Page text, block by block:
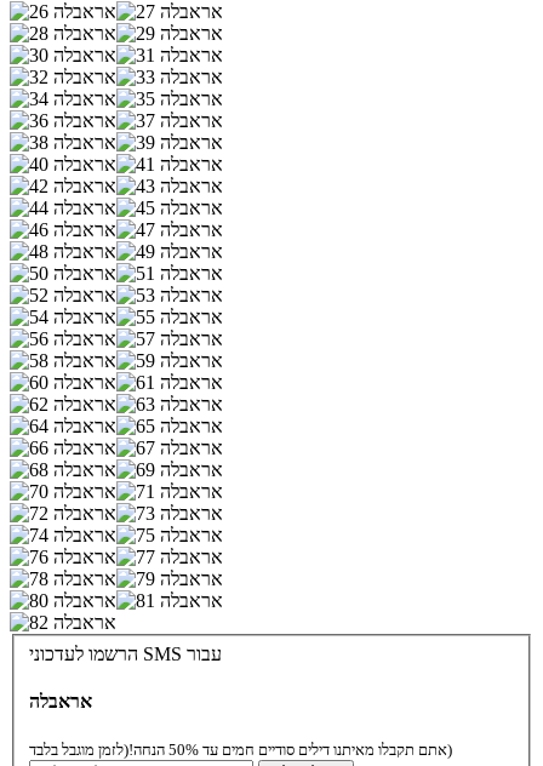
הרשמו לעדכוני SMS עבור
אראבלה
אתם תקבלו מאיתנו דילים סודיים חמים עד 50% הנחה!(לזמן מוגבל בלבד)